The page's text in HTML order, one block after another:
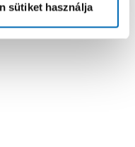
sütiket használja